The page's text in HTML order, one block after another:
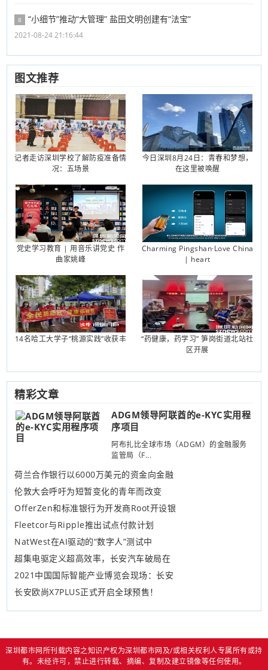
8 “小细节”推动“大管理” 盐田文明创建有“法宝”
2021-08-24 21:16:44
图文推荐
记者走访深圳学校了解防疫准备情
况：五场景
今日深圳8月24日：青春和梦想，
在这里被唤醒
党史学习教育 | 用音乐讲党史 作
曲家姚峰
Charming Pingshan·Love China
| heart
14名哈工大学子“桃源实践”收获丰
“药健康，药学习” 笋岗街道北站社
区开展
精彩文章
ADGM领导阿联酋的e-KYC实用程
序项目
阿布扎比全球市场（ADGM）的金融服务
监管局（F...
荷兰合作银行以6000万美元的资金向金融
伦敦大会呼吁为短暂变化的青年而改变
OfferZen和标准银行为开发商Root开设银
Fleetcor与Ripple推出试点付款计划
NatWest在AI驱动的“数字人”测试中
超集电驱定义超高效率，长安汽车破局在
2021中国国际智能产业博览会现场：长安
长安欧尚X7PLUS正式开启全球预售！
深圳都市网所刊载内容之知识产权为深圳都市网及/或相关权利人专属所有或持
有。未经许可，禁止进行转载、摘编、复制及建立镜像等任何使用。